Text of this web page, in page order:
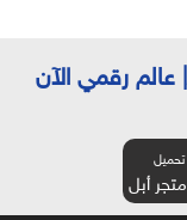
تحميل
متجر أبل